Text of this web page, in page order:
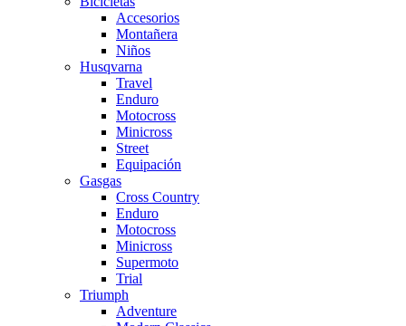
Accesorios
Montañera
Niños
Husqvarna
Travel
Enduro
Motocross
Minicross
Street
Equipación
Gasgas
Cross Country
Enduro
Motocross
Minicross
Supermoto
Trial
Triumph
Adventure